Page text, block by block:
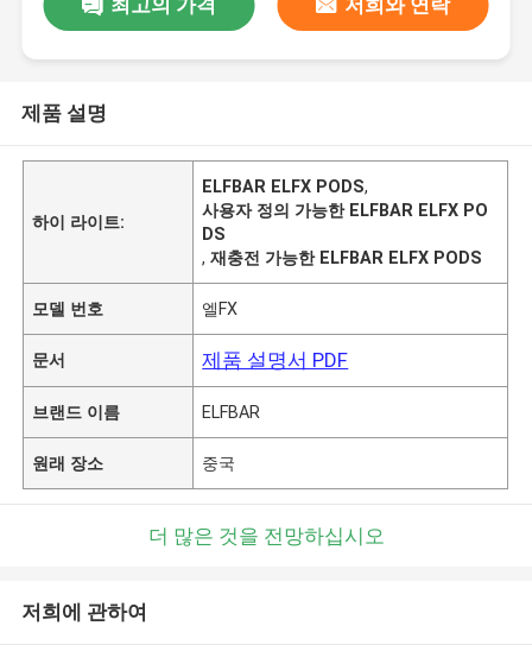
제품 설명
하이 라이트:
ELFBAR ELFX PODS,
사용자 정의 가능한 ELFBAR ELFX PO
DS
,재충전 가능한 ELFBAR ELFX PODS
모델 번호 엘FX
문서 제품 설명서 PDF
브랜드 이름 ELFBAR
원래 장소 중국
더 많은 것을 전망하십시오
저희에 관하여